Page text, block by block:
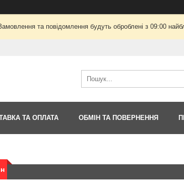
та повідомлення будуть оброблені з 09:00
ТА ОПЛАТА ОБМІН ТА ПОВЕРНЕННЯ